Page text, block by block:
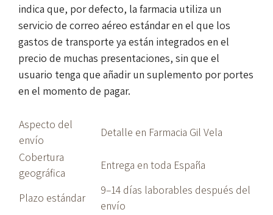
indica que, por defecto, la farmacia utiliza un
servicio de correo aéreo estándar en el que los
gastos de transporte ya están integrados en el
precio de muchas presentaciones, sin que el
usuario tenga que añadir un suplemento por portes
en el momento de pagar.
Aspecto del
envío
Detalle en Farmacia Gil Vela
Cobertura
geográfica
Entrega en toda España
Plazo estándar
9–14 días laborables después del
envío